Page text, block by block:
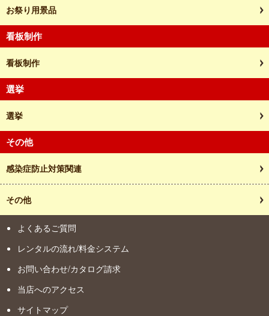
お祭り用景品
看板制作
看板制作
選挙
選挙
その他
感染症防止対策関連
その他
よくあるご質問
レンタルの流れ/料金システム
お問い合わせ/カタログ請求
当店へのアクセス
サイトマップ